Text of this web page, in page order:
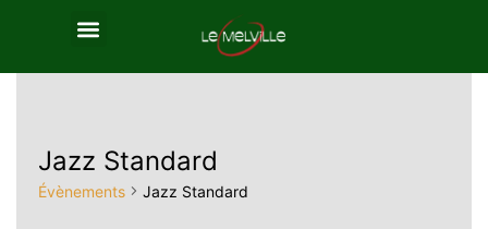
Jazz Standard
Évènements Jazz Standard